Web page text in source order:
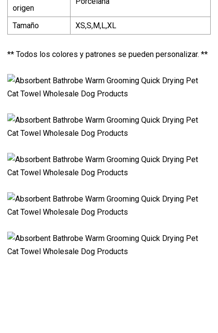
origen
Tamaño XS,S,M,L,XL
** Todos los colores y patrones se pueden personalizar. **